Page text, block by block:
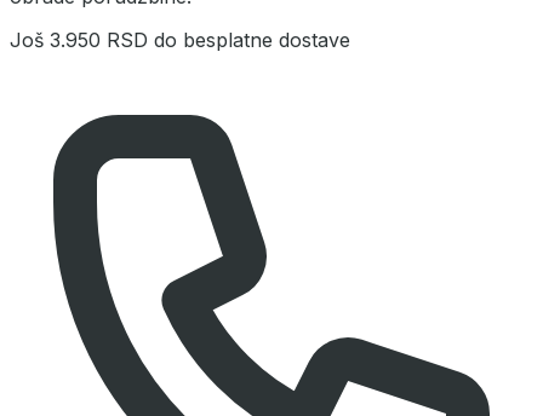
Još 3.950 RSD do besplatne dostave